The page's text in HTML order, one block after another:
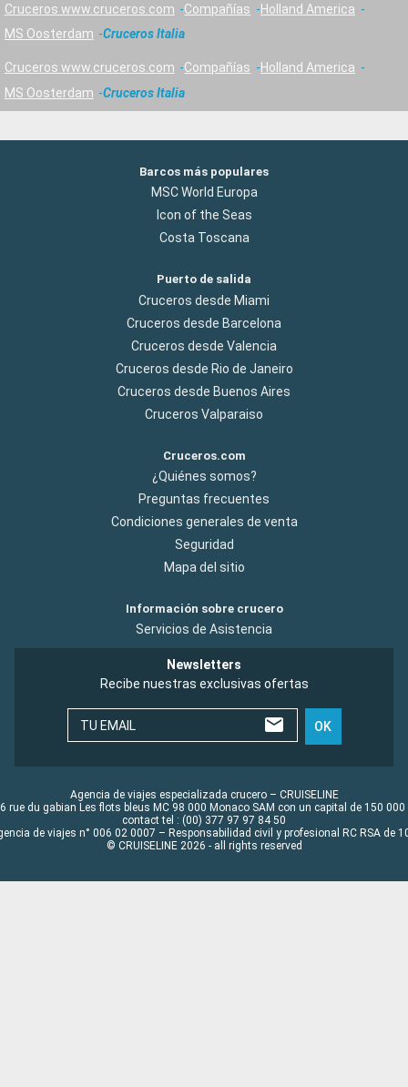
Cruceros www.cruceros.com Compañías
Holland America
MS Oosterdam
Cruceros Italia
Cruceros www.cruceros.com Compañías
Holland America
MS Oosterdam
Cruceros Italia
Barcos más populares
MSC World Europa
Icon of the Seas
Costa Toscana
Puerto de salida
Cruceros desde Miami
Cruceros desde Barcelona
Cruceros desde Valencia
Cruceros desde Rio de Janeiro
Cruceros desde Buenos Aires
Cruceros Valparaiso
Cruceros.com
¿Quiénes somos?
Preguntas frecuentes
Condiciones generales de venta
Seguridad
Mapa del sitio
Información sobre crucero
Servicios de Asistencia
Newsletters
Recibe nuestras exclusivas ofertas
TU EMAIL OK
Agencia de viajes especializada crucero – CRUISELINE
rue du gabian Les flots bleus MC 98 000 Monaco SAM con un capital de 150 000
contact tel : (00) 377 97 97 84 50
de viajes n° 006 02 0007 – Responsabilidad civil y profesional RC RSA de
© CRUISELINE 2026 - all rights reserved